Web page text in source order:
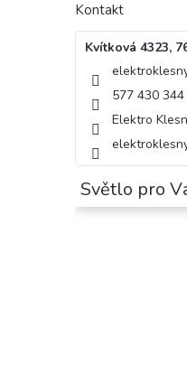
Kontakt
Kvítková 4323,
577 430 344
Elektro
Světlo pro